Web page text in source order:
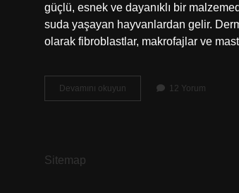
güçlü, esnek ve dayanıklı bir
suda yaşayan hayvanlardan gelir.
olarak fibroblastlar, makrofajlar ve mast
Devamını okuyun
Icinde
12 Yorum
Sitemap